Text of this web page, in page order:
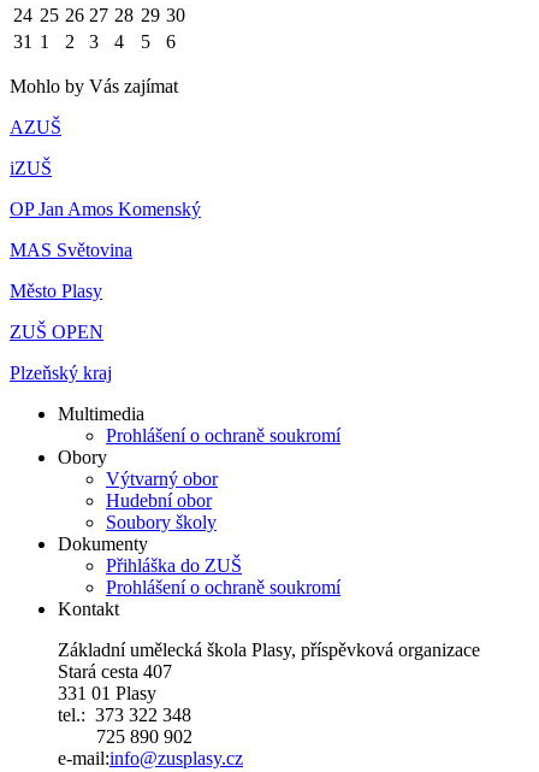
24 25 26 27 28 29 30
31 1 2 3 4 5 6
Mohlo by Vás zajímat
AZUŠ
iZUŠ
OP Jan Amos Komenský
MAS Světovina
Město Plasy
ZUŠ OPEN
Plzeňský kraj
Multimedia
Prohlášení o ochraně soukromí
Obory
Výtvarný obor
Hudební obor
Soubory školy
Dokumenty
Přihláška do ZUŠ
Prohlášení o ochraně soukromí
Kontakt
Základní umělecká škola Plasy, příspěvková organizace
Stará cesta 407
331 01 Plasy
tel.: 373 322 348
725 890 902
e-mail:info@zusplasy.cz